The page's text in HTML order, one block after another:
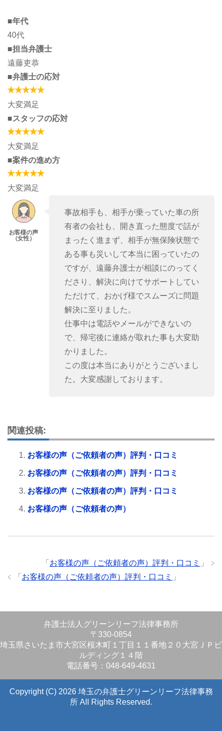
■年代
40代
■担当弁護士
遠藤吏恭
■弁護士の応対
大変満足
■スタッフの応対
大変満足
■案件の進め方
大変満足
事故相手も、相手が乗っていた車の所
有者の会社も、開き直った態度で話が
まったく進まず、相手が無保険状態で
ある事も災いして本当に困っていたの
ですが、遠藤弁護士が相談にのってく
ださり、解決に向けてサポートしてい
ただけて、おかげ様でスムーズに問題
解決に至りました。
仕事中は電話やメールができないの
で、帰宅後に連絡が取れた事も大変助
かりました。
この度は本当にありがとうございまし
た。大変感謝しております。
関連投稿:
お客様の声（ご依頼者の声）評判・口コミ
お客様の声（ご依頼者の声）評判・口コミ
お客様の声（ご依頼者の声）評判・口コミ
お客様の声（ご依頼者の声）
「 お客様の声（ご依頼者の声）評判・口コミ
」
「 お客様の声（ご依頼者の声）評判・口コミ 」
弁護士法人グリーンリーフ法律事務所
〒330-0854
埼玉県さいたま市大宮区桜木町１丁目１１番地２０大宮ＪＰビ
ルディング１４階
電話番号：048-649-4631
Copyright (C) 2026 埼玉の弁護士グリーンリーフ法律事務
所 All Rights Reserved.